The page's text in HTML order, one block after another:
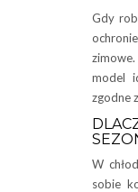
Gdy
model
zgodne
W
sobie